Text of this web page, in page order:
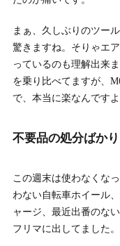
まぁ、久しぶりのツー
驚きますね。そりゃエ
っているのも理解出来
を乗り比べてますが、
で、本当に楽なんですよ
不要品の処分ばか
この週末は使わなくな
わない自転車ホイール
ャージ、最近出番のな
フリマに出してました。